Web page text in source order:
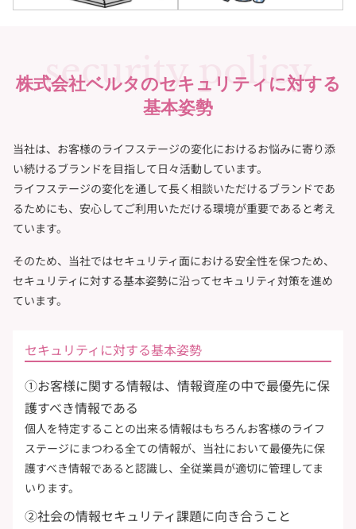
security policy
株式会社ベルタのセキュリティに対する
基本姿勢
当社は、お客様のライフステージの変化におけるお悩みに寄り添
い続けるブランドを目指して日々活動しています。
ライフステージの変化を通して長く相談いただけるブランドであ
るためにも、 安心してご利用いただける環境が重要であると考え
ています。
そのため、当社ではセキュリティ面における安全性を保つため、
セキュリティに対する基本姿勢に沿ってセキュリティ対策を進め
ています。
セキュリティに対する基本姿勢
①お客様に関する情報は、情報資産の中で最優先に保
護すべき情報である
個人を特定することの出来る情報はもちろんお客様のライフ
ステージにまつわる全ての情報が、当社において最優先に保
護すべき情報であると認識し、全従業員が適切に管理してま
いります。
②社会の情報セキュリティ課題に向き合うこと